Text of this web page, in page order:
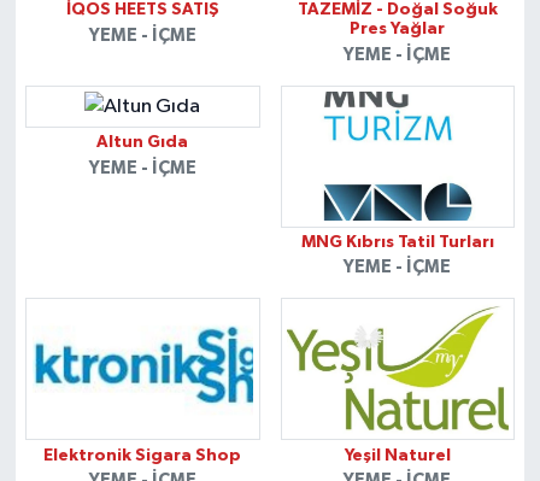
İQOS HEETS SATIŞ
YEME - İÇME
TAZEMİZ - Doğal Soğuk
Pres Yağlar
YEME - İÇME
Altun Gıda
YEME - İÇME
MNG Kıbrıs Tatil Turları
YEME - İÇME
Elektronik Sigara Shop Yeşil Naturel